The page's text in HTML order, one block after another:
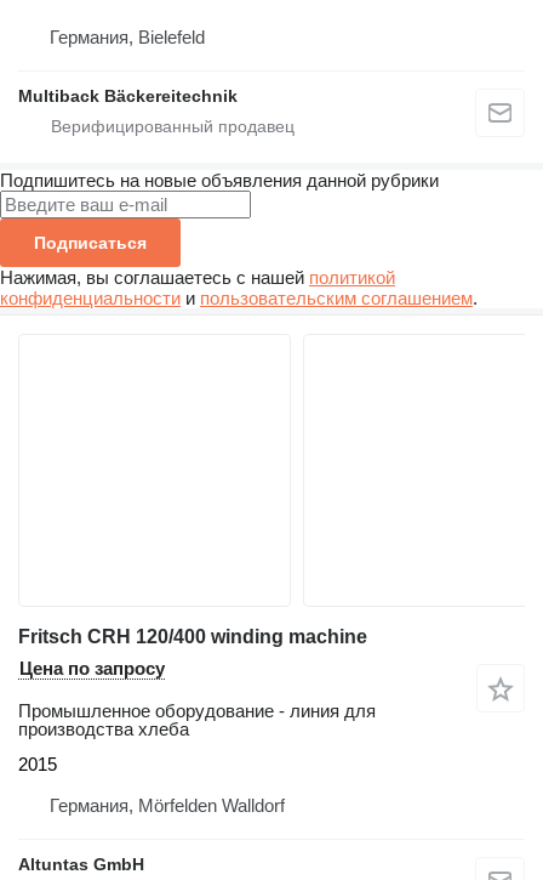
Германия, Bielefeld
Multiback Bäckereitechnik
Подпишитесь на новые объявления данной рубрики
Подписаться
Нажимая, вы соглашаетесь с нашей политикой
конфиденциальности и пользовательским соглашением.
Fritsch CRH 120/400 winding machine
Цена по запросу
Промышленное оборудование - линия для
производства хлеба
2015
Германия, Mörfelden Walldorf
Altuntas GmbH